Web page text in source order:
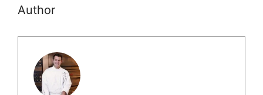
Author